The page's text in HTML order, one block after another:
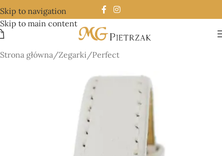
Skip to navigation
Skip to main content
Strona główna/Zegarki /Perfect